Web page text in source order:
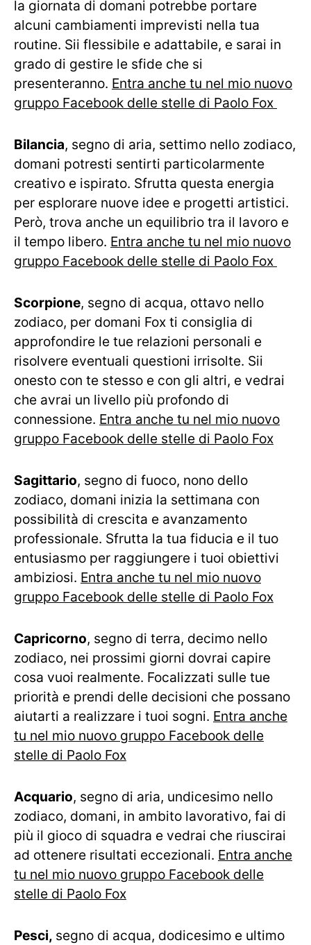
la giornata di domani potrebbe portare
alcuni cambiamenti imprevisti nella tua
routine. Sii flessibile e adattabile, e sarai in
grado di gestire le sfide che si
presenteranno. Entra anche tu nel mio nuovo
gruppo Facebook delle stelle di Paolo Fox
Bilancia, segno di aria, settimo nello zodiaco,
domani potresti sentirti particolarmente
creativo e ispirato. Sfrutta questa energia
per esplorare nuove idee e progetti artistici.
Però, trova anche un equilibrio tra il lavoro e
il tempo libero. Entra anche tu nel mio nuovo
gruppo Facebook delle stelle di Paolo Fox
Scorpione, segno di acqua, ottavo nello
zodiaco, per domani Fox ti consiglia di
approfondire le tue relazioni personali e
risolvere eventuali questioni irrisolte. Sii
onesto con te stesso e con gli altri, e vedrai
che avrai un livello più profondo di
connessione. Entra anche tu nel mio nuovo
gruppo Facebook delle stelle di Paolo Fox
Sagittario, segno di fuoco, nono dello
zodiaco, domani inizia la settimana con
possibilità di crescita e avanzamento
professionale. Sfrutta la tua fiducia e il tuo
entusiasmo per raggiungere i tuoi obiettivi
ambiziosi. Entra anche tu nel mio nuovo
gruppo Facebook delle stelle di Paolo Fox
Capricorno, segno di terra, decimo nello
zodiaco, nei prossimi giorni dovrai capire
cosa vuoi realmente. Focalizzati sulle tue
priorità e prendi delle decisioni che possano
aiutarti a realizzare i tuoi sogni. Entra anche
tu nel mio nuovo gruppo Facebook delle
stelle di Paolo Fox
Acquario, segno di aria, undicesimo nello
zodiaco, domani, in ambito lavorativo, fai di
più il gioco di squadra e vedrai che riuscirai
ad ottenere risultati eccezionali. Entra anche
tu nel mio nuovo gruppo Facebook delle
stelle di Paolo Fox
Pesci, segno di acqua, dodicesimo e ultimo